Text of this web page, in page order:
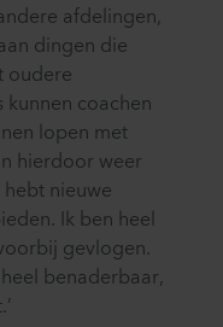
afdelingen,
dingen die
oudere
kunnen coachen
lopen met
hierdoor weer
hebt nieuwe
Ik ben heel
gevlogen.
benaderbaar,